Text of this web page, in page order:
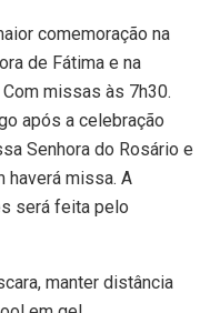
comemoração na
de Fátima e na
missas às 7h30.
após a celebração
Senhora do Rosário e
haverá missa. A
será feita pelo
manter distância